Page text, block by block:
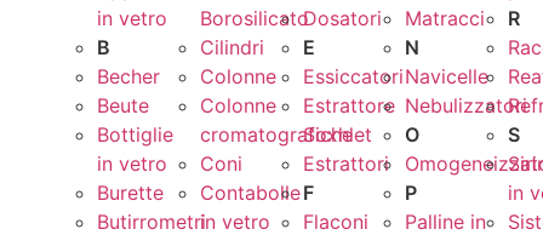
in vetro
B
Becher
Beute
Bottiglie
in vetro
Burette
Butirrometri
Borosilicato
Cilindri
Colonne
Colonne
cromatografiche
Coni
Contabolle
in vetro
Dosatori
E
Essiccatori
Estrattore
Soxhlet
Estrattori
F
Flaconi
Matracci
N
Navicelle
Nebulizzatori
O
P
Palline in
R
S
in